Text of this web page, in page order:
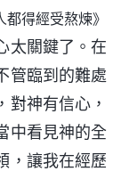
得經受熬煉》
太關鍵了。在
管臨到的難處
對神有信心，
中看見神的全
，讓我在經歷